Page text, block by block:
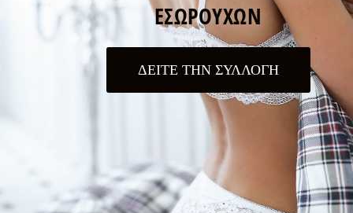
ΕΣΩΡΟΥΧΩΝ
ΔΕΙΤΕ ΤΗΝ ΣΥΛΛΟΓΗ